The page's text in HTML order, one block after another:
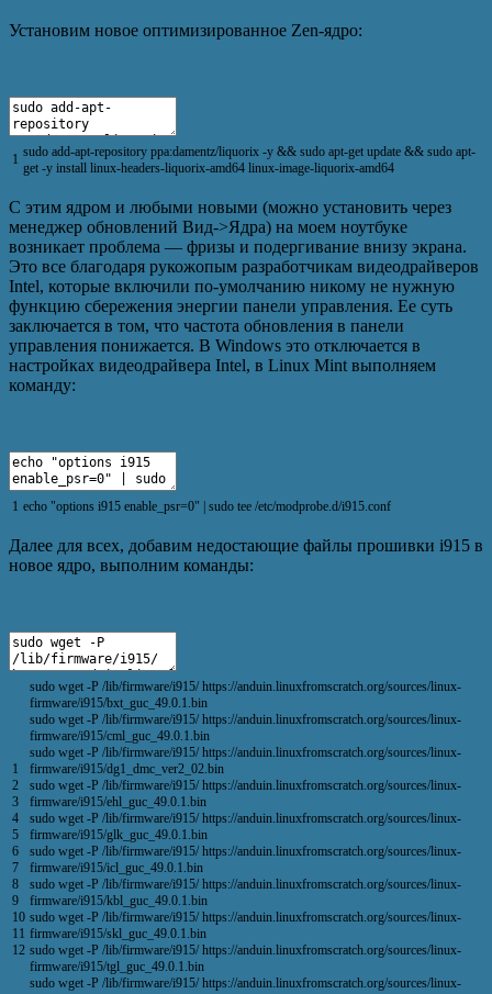
Установим новое оптимизированное Zen-ядро:
1 sudo add-apt-repository ppa:damentz/liquorix -y && sudo apt-get update && sudo apt-
get -y install linux-headers-liquorix-amd64 linux-image-liquorix-amd64
С этим ядром и любыми новыми (можно установить через
менеджер обновлений Вид->Ядра) на моем ноутбуке
возникает проблема — фризы и подергивание внизу экрана.
Это все благодаря рукожопым разработчикам видеодрайверов
Intel, которые включили по-умолчанию никому не нужную
функцию сбережения энергии панели управления. Ее суть
заключается в том, что частота обновления в панели
управления понижается. В Windows это отключается в
настройках видеодрайвера Intel, в Linux Mint выполняем
команду:
1 echo "options i915 enable_psr=0" sudo tee /etc/modprobe.d/i915.conf
Далее для всех, добавим недостающие файлы прошивки i915 в
новое ядро, выполним команды:
1
2
3
4
5
6
7
8
9
10
11
12
sudo wget -P /lib/firmware/i915/ https://anduin.linuxfromscratch.org/sources/linux-
firmware/i915/bxt_guc_49.0.1.bin
sudo wget -P /lib/firmware/i915/ https://anduin.linuxfromscratch.org/sources/linux-
firmware/i915/cml_guc_49.0.1.bin
sudo wget -P /lib/firmware/i915/ https://anduin.linuxfromscratch.org/sources/linux-
firmware/i915/dg1_dmc_ver2_02.bin
sudo wget -P /lib/firmware/i915/ https://anduin.linuxfromscratch.org/sources/linux-
firmware/i915/ehl_guc_49.0.1.bin
sudo wget -P /lib/firmware/i915/ https://anduin.linuxfromscratch.org/sources/linux-
firmware/i915/glk_guc_49.0.1.bin
sudo wget -P /lib/firmware/i915/ https://anduin.linuxfromscratch.org/sources/linux-
firmware/i915/icl_guc_49.0.1.bin
sudo wget -P /lib/firmware/i915/ https://anduin.linuxfromscratch.org/sources/linux-
firmware/i915/kbl_guc_49.0.1.bin
sudo wget -P /lib/firmware/i915/ https://anduin.linuxfromscratch.org/sources/linux-
firmware/i915/skl_guc_49.0.1.bin
sudo wget -P /lib/firmware/i915/ https://anduin.linuxfromscratch.org/sources/linux-
firmware/i915/tgl_guc_49.0.1.bin
sudo wget -P /lib/firmware/i915/ https://anduin.linuxfromscratch.org/sources/linux-